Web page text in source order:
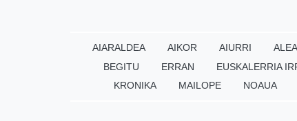
AIARALDEA AIKOR AIURRI ALEA
BEGITU
ERRAN EUSKALERRIA
KRONIKA
MAILOPE NOAUA